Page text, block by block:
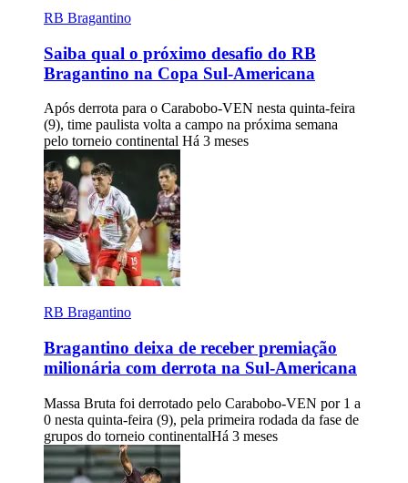
RB Bragantino
Saiba qual o próximo desafio do RB
Bragantino na Copa Sul-Americana
Após derrota para o Carabobo-VEN nesta quinta-feira
(9), time paulista volta a campo na próxima semana
pelo torneio continental Há 3 meses
RB Bragantino
Bragantino deixa de receber premiação
milionária com derrota na Sul-Americana
Massa Bruta foi derrotado pelo Carabobo-VEN por 1 a
0 nesta quinta-feira (9), pela primeira rodada da fase de
grupos do torneio continentalHá 3 meses